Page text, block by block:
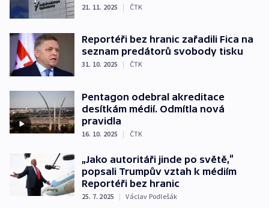
21. 11. 2025 | ČTK
Reportéři bez hranic zařadili Fica na
seznam predátorů svobody tisku
31. 10. 2025 | ČTK
Pentagon odebral akreditace
desítkám médií. Odmítla nová
pravidla
16. 10. 2025 | ČTK
„Jako autoritáři jinde po světě,“
popsali Trumpův vztah k médiím
Reportéři bez hranic
25. 7. 2025 | Václav Podlešák